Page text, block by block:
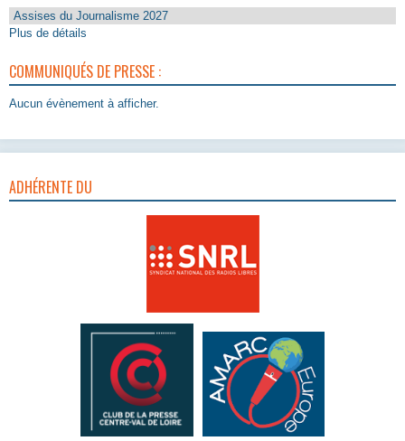
Assises du Journalisme 2027
Plus de détails
COMMUNIQUÉS DE PRESSE :
Aucun évènement à afficher.
ADHÉRENTE DU